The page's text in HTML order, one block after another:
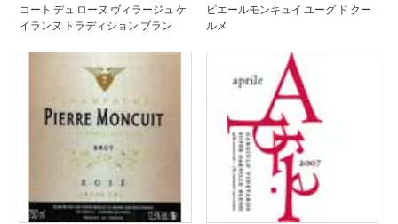
コート デュ ローヌ ヴィラージュ ケ
イランヌ トラディション ブラン
ピエールモンキュイ ユーグ ド クー
ルメ